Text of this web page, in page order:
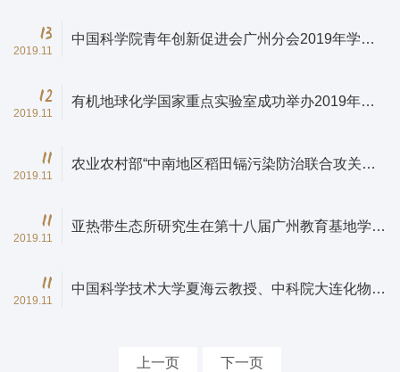
13
2019.11
中国科学院青年创新促进会广州分会2019年学术
12
2019.11
有机地球化学国家重点实验室成功举办2019年度
11
2019.11
农业农村部“中南地区稻田镉污染防治联合攻关实
11
2019.11
亚热带生态所研究生在第十八届广州教育基地学术
11
2019.11
中国科学技术大学夏海云教授、中科院大连化物所
上一页 下一页